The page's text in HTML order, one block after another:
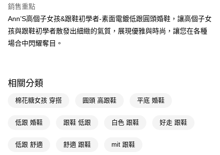
成交易。
3.實際核准額度、可分期數及費用金額請依後續交易確認頁面所載為準。
4.訂單成立30分鐘內，如未前往確認交易或遇審核未通過，訂單將自動取
消。如遇「轉專審核」未通過狀況，表示未達大哥付你分期系統評分，恕無
法說明評估內容。
2.透過簡訊連結打開帳單後，可選擇「超商條碼／台灣大直營門市／銀行轉
帳／街口支付／iPASS MONEY」等通路繳費。
用戶於交易時，得透過本服務購買商品或服務，並由商店將買賣／分期付款
2.基於同意付款使用「大哥付你分期」之契約關係目的，商店將以您的個人
【關於「AFTEE先享後付」】
便利好安心！
１．簡單：不需註冊會員、不需綁卡、不需儲值。
２．便利：只要手機號碼，簡訊認證，即可結帳。
３．安心：先確認商品／服務後，再付款。
結帳頁面，進行簡訊認證並確認金額後，即可完成結帳。
３．收到繳費通知簡訊後14天內，點擊此簡訊中的連結，可透過四大超商／
※ 請注意：結帳手續完成當下不需立刻繳費，但若您需要取消訂單，請聯絡
購買商品的店家。未經商家同意取消之訂單仍視為有效，需透過AFTEE先享
※ 交易是否成功請以「AFTEE先享後付 」之結帳頁面顯示為準，若有關於
ATM付款
運送方式
付款後全家取貨
每筆NT$100，滿NT$999(含以上)免運費
每筆NT$100，滿NT$999(含以上)免運費
付款後萊爾富取貨
銷售重點
Ann’S高個子女孩&跟鞋初學者-素面電鍍低跟圓頭婚鞋，讓高個子女
孩與跟鞋初學者散發出細緻的氣質，展現優雅與時尚，讓您在各種
場合中閃耀奪目。
相關分類
棉花糖女孩 穿搭 圓頭 高跟鞋 平底 婚鞋
低跟 婚鞋 跟鞋 低跟 白色 跟鞋 好走 跟鞋
低跟 舒適 舒適 跟鞋 mit 跟鞋